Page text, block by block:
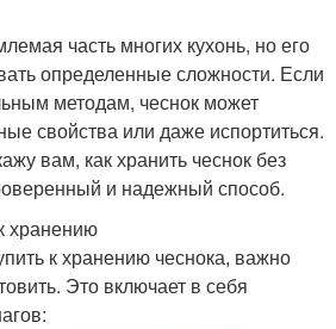
часть многих кухонь, но его
определенные сложности. Если
методам, чеснок может
свойства или даже испортиться.
вам, как хранить чеснок без
и надежный способ.
хранению
к хранению чеснока, важно
Это включает в себя